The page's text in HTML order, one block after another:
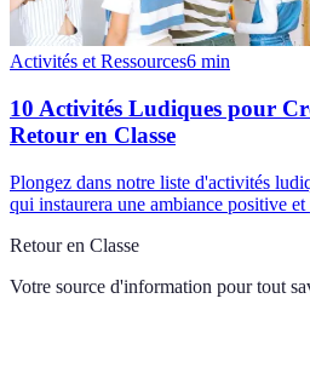
Activités et Ressources6 min
10 Activités Ludiques pour
Retour en Classe
Plongez dans notre liste d'activités
qui instaurera une ambiance positive
Retour en Classe
Votre source d'information pour tout